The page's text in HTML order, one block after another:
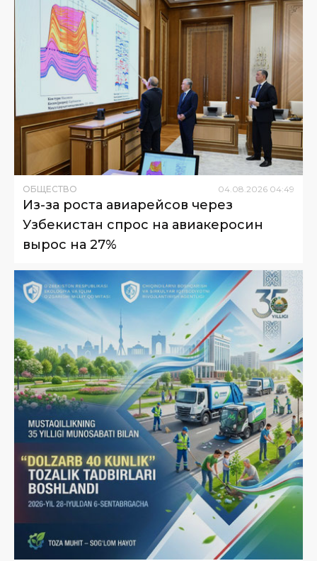
ОБЩЕСТВО 04.08.2026 04:49
Из-за роста авиарейсов через
Узбекистан спрос на авиакеросин
вырос на 27%